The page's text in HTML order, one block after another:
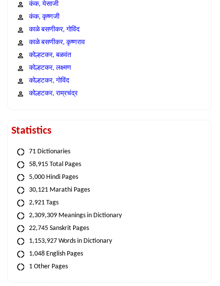
कंक, येसाजी
कंक, कृष्णजी
काळे बसणीकर, गोविंद
काळे बसणीकर, कृष्णराव
कोल्हटकर, बळवंत
कोल्हटकर, लक्ष्मण
कोल्हटकर, गोविंद
कोल्हटकर, राम्रचंद्र
Statistics
71 Dictionaries
58,915 Total Pages
5,000 Hindi Pages
30,121 Marathi Pages
2,921 Tags
2,309,309 Meanings in Dictionary
22,745 Sanskrit Pages
1,153,927 Words in Dictionary
1,048 English Pages
1 Other Pages